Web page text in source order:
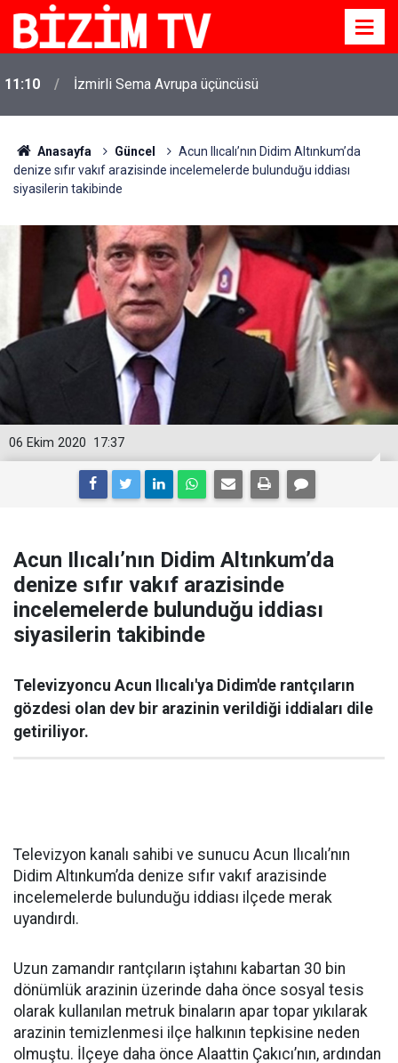
11:10 İzmirli Sema Avrupa üçüncüsü
Anasayfa Güncel
Acun Ilıcalı’nın Didim Altınkum’da
denize sıfır vakıf arazisinde incelemelerde bulunduğu iddiası
siyasilerin takibinde
17:37
06 Ekim 2020
Acun Ilıcalı’nın Didim Altınkum’da
denize sıfır vakıf arazisinde
incelemelerde bulunduğu iddiası
siyasilerin takibinde
Televizyoncu Acun Ilıcalı'ya Didim'de rantçıların
gözdesi olan dev bir arazinin verildiği iddiaları dile
getiriliyor.
Televizyon kanalı sahibi ve sunucu Acun Ilıcalı’nın
Didim Altınkum’da denize sıfır vakıf arazisinde
incelemelerde bulunduğu iddiası ilçede merak
uyandırdı.
Uzun zamandır rantçıların iştahını kabartan 30 bin
dönümlük arazinin üzerinde daha önce sosyal tesis
olarak kullanılan metruk binaların apar topar yıkılarak
arazinin temizlenmesi ilçe halkının tepkisine neden
olmuştu. İlçeye daha önce Alaattin Çakıcı’nın, ardından